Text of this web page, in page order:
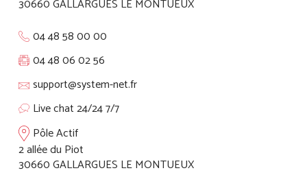
30660 GALLARGUES LE MONTUEUX
04 48 58 00 00
04 48 06 02 56
support@system-net.fr
Live chat 24/24 7/7
Pôle Actif
2 allée du Piot
30660 GALLARGUES LE MONTUEUX